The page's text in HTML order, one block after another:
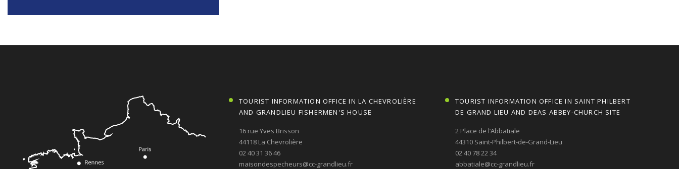
TOURIST INFORMATION OFFICE IN LA CHEVROLIÈRE
AND GRANDLIEU FISHERMEN'S HOUSE
16 rue Yves Brisson
44118 La Chevrolière
02 40 31 36 46
maisondespecheurs@cc-grandlieu.fr
TOURIST INFORMATION OFFICE IN SAINT PHILBERT
DE GRAND LIEU AND DEAS ABBEY-CHURCH SITE
2 Place de l’Abbatiale
44310 Saint-Philbert-de-Grand-Lieu
02 40 78 22 34
abbatiale@cc-grandlieu.fr